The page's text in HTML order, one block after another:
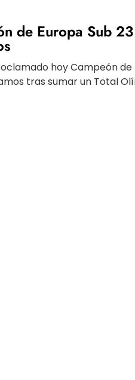
de Europa Sub
hoy Campeón de
tras sumar un Total